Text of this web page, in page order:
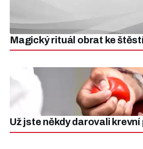
Magický rituál obrat ke
Už jste někdy darovali krevní